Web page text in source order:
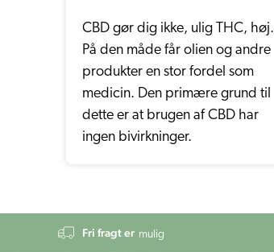
CBD gør dig ikke, ulig THC, høj.
På den måde får olien og andre
produkter en stor fordel som
medicin. Den primære grund til
dette er at brugen af CBD har
ingen bivirkninger.
Fri fragt er mulig